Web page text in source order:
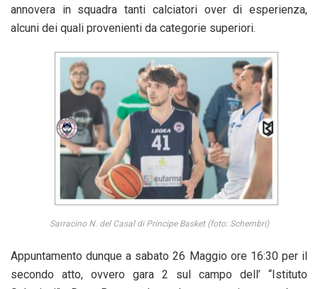
annovera in squadra tanti calciatori over di esperienza,
alcuni dei quali provenienti da categorie superiori.
Sarracino N. del Casal di Principe Basket (foto: Schembri)
Appuntamento dunque a sabato 26 Maggio ore 16:30 per il
secondo atto, ovvero gara 2 sul campo dell’ “Istituto